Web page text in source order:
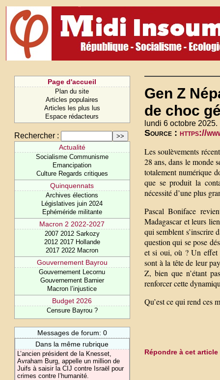
Page d'accueil
Plan du site
Articles populaires
Articles les plus lus
Espace rédacteurs
Rechercher :
Actualité
Socialisme Communisme
Emancipation
Culture Regards critiques
Quinquennats
Archives élections
Législatives juin 2024
Ephéméride militante
Macron 2 2022-2027
2007 2012 Sarkozy
2012 2017 Hollande
2017 2022 Macron
Gouvernement Bayrou
Gouvernement Lecornu
Gouvernement Barnier
Macron l’injustice
Budget 2026
Censure Bayrou ?
Messages de forum: 0
Dans la même rubrique
L’ancien président de la Knesset,
Avraham Burg, appelle un million de
Juifs à saisir la CIJ contre Israël pour
crimes contre l’humanité.
Gen Z
de choc
lundi 6 octobre 2025.
Source : https://
Les soulèvements
28 ans, dans le monde
totalement numérique
que se produit la
nécessité d’une plus
Pascal Boniface
Madagascar et leurs
qui semblent s’inscrire
question qui se pose
et si oui, où ? Un effet
sont à la tête de leur
Z, bien que n’étant
renforcer cette
Qu’est ce qui rend ces
Répondre à cet article